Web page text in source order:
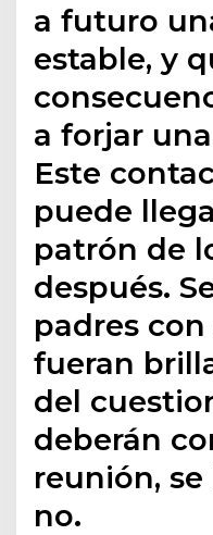
a futuro
estable, y
a forjar
Este
puede
patrón de
después.
padres
fueran
del
deberán
reunión,
no.